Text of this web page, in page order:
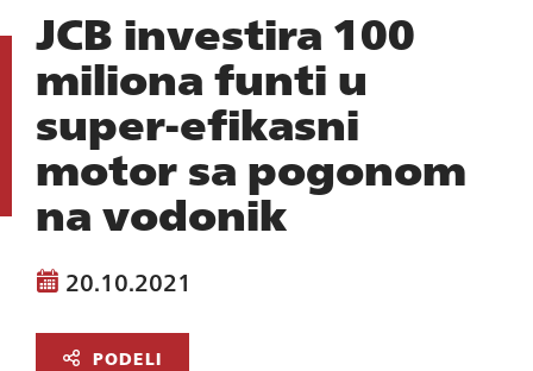
JCB investira 100
miliona funti u
super-efikasni
motor sa pogonom
na vodonik
20.10.2021
PODELI